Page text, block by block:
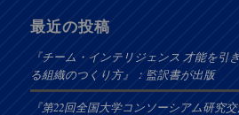
最近の投稿
『チーム・インテリジェンス 才能を引
る組織のつくり方』：監訳書が出版
『第22回全国大学コンソーシアム研究